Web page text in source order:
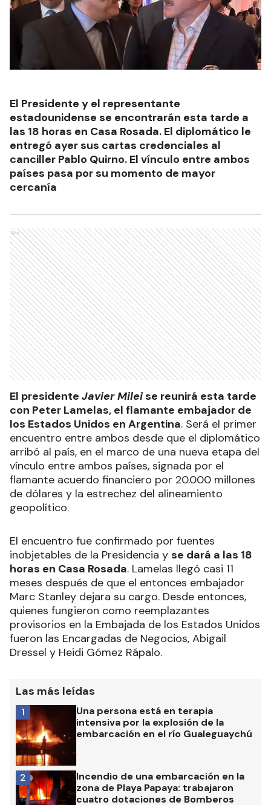
El Presidente y el representante
estadounidense se encontrarán esta tarde a
las 18 horas en Casa Rosada. El diplomático le
entregó ayer sus cartas credenciales al
canciller Pablo Quirno. El vínculo entre ambos
países pasa por su momento de mayor
cercanía
Ads
El presidente Javier Mileise reunirá esta tarde
con Peter Lamelas, el flamante embajador de
los Estados Unidos en Argentina. Será el primer
encuentro entre ambos desde que el diplomático
arribó al país, en el marco de una nueva etapa del
vínculo entre ambos países, signada por el
flamante acuerdo financiero por 20.000 millones
de dólares y la estrechez del alineamiento
geopolítico.
El encuentro fue confirmado por fuentes
inobjetables de la Presidencia y se dará a las 18
horas en Casa Rosada. Lamelas llegó casi 11
meses después de que el entonces embajador
Marc Stanley dejara su cargo. Desde entonces,
quienes fungieron como reemplazantes
provisorios en la Embajada de los Estados Unidos
fueron las Encargadas de Negocios, Abigail
Dressel y Heidi Gómez Rápalo.
Las más leídas
Una persona está en terapia
intensiva por la explosión de la
embarcación en el río Gualeguaychú
1
Incendio de una embarcación en la
zona de Playa Papaya: trabajaron
cuatro dotaciones de Bomberos
2